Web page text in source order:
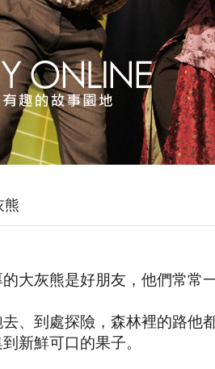
熊
大灰熊是好朋友，他們常常
、到處探險，森林裡的路他
新鮮可口的果子。